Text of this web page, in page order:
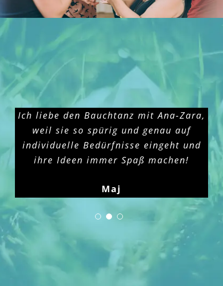
Ich liebe den Bauchtanz mit Ana-Zara,
weil sie so spürig und genau auf
individuelle Bedürfnisse eingeht und
ihre Ideen immer Spaß machen!
Maj